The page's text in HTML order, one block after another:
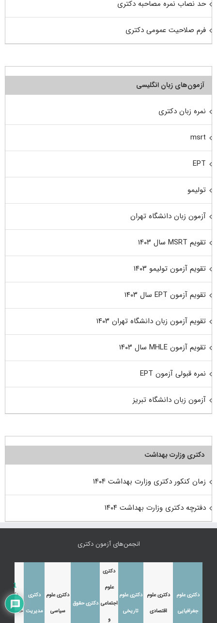
حد نصاب نمره مصاحبه دکتری
فرم صلاحیت عمومی دکتری
آزمون‌های زبان انگلیسی
نمره زبان دکتری
msrt
EPT
تولیمو
آزمون زبان دانشگاه تهران
تقویم MSRT سال ۱۴۰۳
تقویم آزمون تولیمو ۱۴۰۳
تقویم آزمون EPT سال ۱۴۰۳
تقویم آزمون زبان دانشگاه تهران ۱۴۰۳
تقویم آزمون MHLE سال ۱۴۰۳
نمره قبولی آزمون EPT
آزمون زبان دانشگاه تبریز
دکتری وزارت بهداشت
زمان کنکور دکتری وزارت بهداشت ۱۴۰۴
دفترچه دکتری وزارت بهداشت ۱۴۰۴
انجمن‌های آزمون دکتری
دکتری علوم
جغرافیایی
دکتری علوم
اقتصادی
دکتری علوم
تاریخی
دکتری
علوم
اجتماعی
و
دکتری حقوق
دکتری علوم
سیاسی
دکتری
مدیریت
دکتری
حسابداری
1